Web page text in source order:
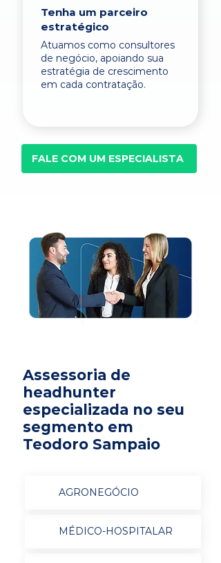
Tenha um parceiro
estratégico
Atuamos como consultores
de negócio, apoiando sua
estratégia de crescimento
em cada contratação.
FALE COM UM ESPECIALISTA
Assessoria de
headhunter
especializada no seu
segmento em
Teodoro Sampaio
AGRONEGÓCIO
MÉDICO-HOSPITALAR